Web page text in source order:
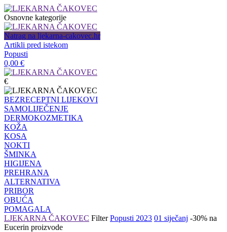
Osnovne kategorije
Natrag na ljekarna-cakovec.hr
Artikli pred istekom
Popusti
0,00 €
€
BEZRECEPTNI LIJEKOVI
SAMOLIJEČENJE
DERMOKOZMETIKA
KOŽA
KOSA
NOKTI
ŠMINKA
HIGIJENA
PREHRANA
ALTERNATIVA
PRIBOR
OBUĆA
POMAGALA
LJEKARNA ČAKOVEC Filter Popusti 2023 01 siječanj -30% na
Eucerin proizvode